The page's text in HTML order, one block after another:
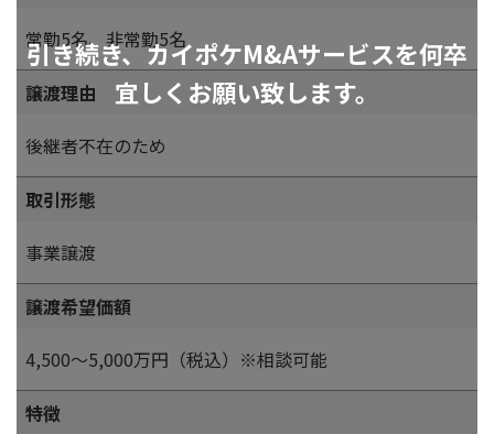
引き続き、カイポケM&Aサービスを何卒
宜しくお願い致します。
常勤5名、非常勤5名
譲渡理由
後継者不在のため
取引形態
事業譲渡
譲渡希望価額
4,500～5,000万円（税込）※相談可能
特徴